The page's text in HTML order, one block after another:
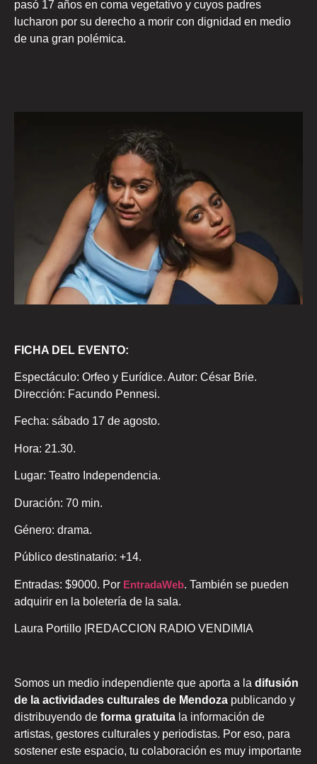
pasó 17 años en coma vegetativo y cuyos padres
lucharon por su derecho a morir con dignidad en medio
de una gran polémica.
FICHA DEL EVENTO:
Espectáculo: Orfeo y Eurídice. Autor: César Brie.
Dirección: Facundo Pennesi.
Fecha: sábado 17 de agosto.
Hora: 21.30.
Lugar: Teatro Independencia.
Duración: 70 min.
Género: drama.
Público destinatario: +14.
Entradas: $9000. Por EntradaWeb. También se pueden
adquirir en la boletería de la sala.
Laura Portillo |REDACCION RADIO VENDIMIA
Somos un medio independiente que aporta a la difusión
de la actividades culturales de Mendoza publicando y
distribuyendo de forma gratuita la información de
artistas, gestores culturales y periodistas. Por eso, para
sostener este espacio, tu colaboración es muy importante